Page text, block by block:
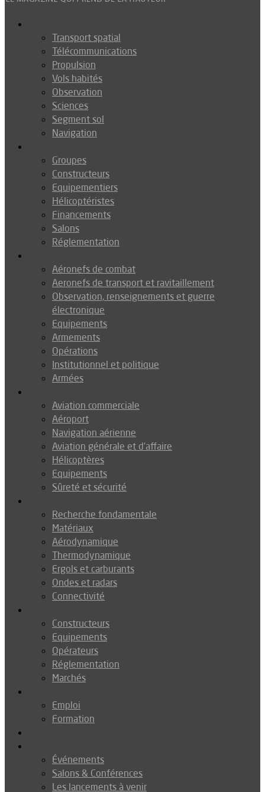
Transport spatial
Télécommunications
Propulsion
Vols habités
Observation
Sciences
Segment sol
Navigation
Groupes
Constructeurs
Equipementiers
Hélicoptéristes
Financements
Salons
Réglementation
Aéronefs de combat
Aeronefs de transport et ravitaillement
Observation, renseignements et guerre
électronique
Equipements
Armements
Opérations
Institutionnel et politique
Armées
Aviation commerciale
Aéroport
Navigation aérienne
Aviation générale et d’affaire
Hélicoptères
Equipements
Sûreté et sécurité
Recherche fondamentale
Matériaux
Aérodynamique
Thermodynamique
Ergols et carburants
Ondes et radars
Connectivité
Constructeurs
Equipements
Opérateurs
Réglementation
Marchés
Emploi
Formation
Événements
Salons & Conférences
Les lancements à venir